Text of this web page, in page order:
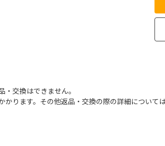
・交換はできません｡
かります。その他返品・交換の際の詳細について